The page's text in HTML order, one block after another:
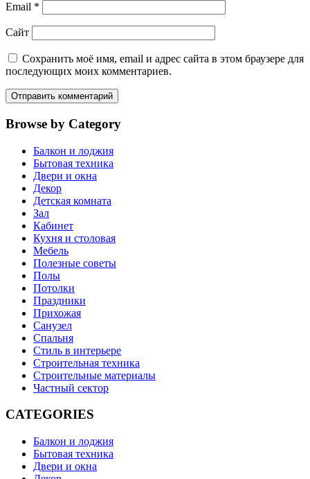
Email *
Сайт
Сохранить моё имя, email и адрес сайта в этом браузере для
последующих моих комментариев.
Browse by Category
Балкон и лоджия
Бытовая техника
Двери и окна
Декор
Детская комната
Зал
Кабинет
Кухня и столовая
Мебель
Полезные советы
Полы
Потолки
Праздники
Прихожая
Санузел
Спальня
Стиль в интерьере
Строительная техника
Строительные материалы
Частный сектор
CATEGORIES
Балкон и лоджия
Бытовая техника
Двери и окна